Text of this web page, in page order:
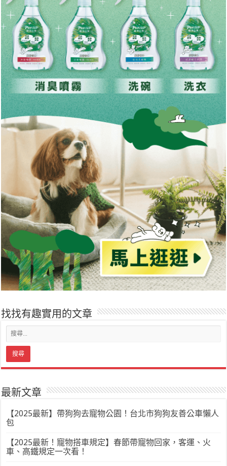
找找有趣實用的文章
最新文章
【2025最新】帶狗狗去寵物公園！台北市狗狗友善公車懶人
包
【2025最新！寵物搭車規定】春節帶寵物回家，客運、火
車、高鐵規定一次看！